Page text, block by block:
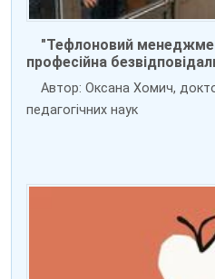
"Тефлоновий
професійна
Автор: Оксана Хомич,
педагогічних наук